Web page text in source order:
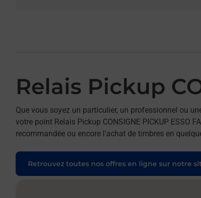
Relais Pickup
Que vous soyez un particulier, un professionnel ou
votre point Relais Pickup CONSIGNE PICKUP ESSO
recommandée ou encore l'achat de timbres en
Retrouvez toutes nos offres en ligne sur notre